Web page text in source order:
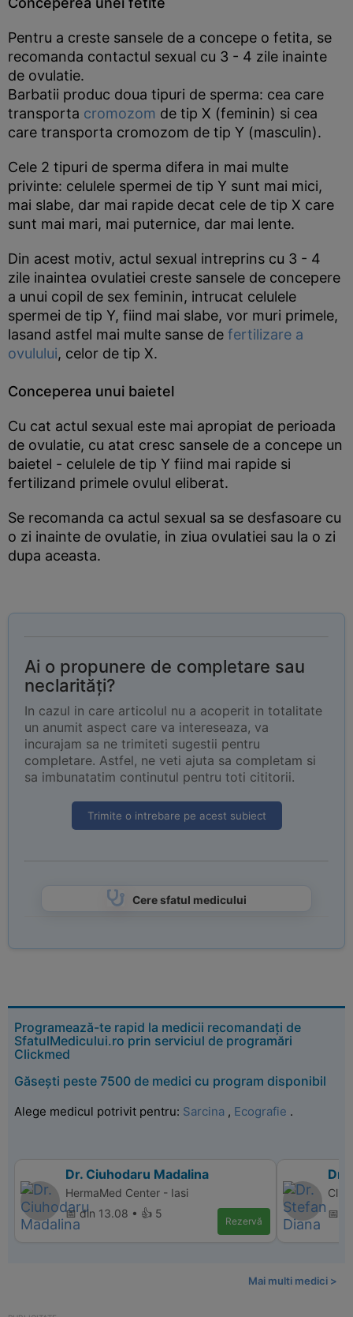
Pentru a creste sansele de a concepe o fetita, se
recomanda contactul sexual cu 3 - 4 zile inainte
de ovulatie.
Barbatii produc doua tipuri de sperma: cea care
transporta cromozom de tip X (feminin) si cea
care transporta cromozom de tip Y (masculin).
Cele 2 tipuri de sperma difera in mai multe
privinte: celulele spermei de tip Y sunt mai mici,
mai slabe, dar mai rapide decat cele de tip X care
sunt mai mari, mai puternice, dar mai lente.
Din acest motiv, actul sexual intreprins cu 3 - 4
zile inaintea ovulatiei creste sansele de concepere
a unui copil de sex feminin, intrucat celulele
spermei de tip Y, fiind mai slabe, vor muri primele,
lasand astfel mai multe sanse de fertilizare a
ovulului, celor de tip X.
Conceperea unui baietel
Cu cat actul sexual este mai apropiat de perioada
de ovulatie, cu atat cresc sansele de a concepe un
baietel - celulele de tip Y fiind mai rapide si
fertilizand primele ovulul eliberat.
Se recomanda ca actul sexual sa se desfasoare cu
o zi inainte de ovulatie, in ziua ovulatiei sau la o zi
dupa aceasta.
Ai o propunere de completare sau
neclarități?
In cazul in care articolul nu a acoperit in totalitate
un anumit aspect care va intereseaza, va
incurajam sa ne trimiteti sugestii pentru
completare. Astfel, ne veti ajuta sa completam si
sa imbunatatim continutul pentru toti cititorii.
Trimite o intrebare pe acest subiect
Cere sfatul medicului
Programează-te rapid la medicii recomandați de
SfatulMedicului.ro prin serviciul de programări
Clickmed
Găsești peste 7500 de medici cu program disponibil
Alege medicul potrivit pentru: Sarcina , Ecografie .
Dr. Ciuhodaru Madalina
HermaMed Center - Iasi
📅 din 13.08 • 👍 5
Rezervă
Dr.
📅
Mai multi medici >